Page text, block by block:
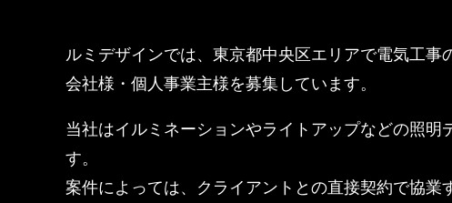
ルミデザインでは、東京都中央区エリアで電気工
会社様・個人事業主様を募集しています。
当社はイルミネーションやライトアップなどの照
す。
案件によっては、クライアントとの直接契約で協業